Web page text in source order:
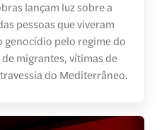
lançam luz sobre a
pessoas que viveram
genocídio pelo regime do
migrantes, vítimas de
do Mediterrâneo.